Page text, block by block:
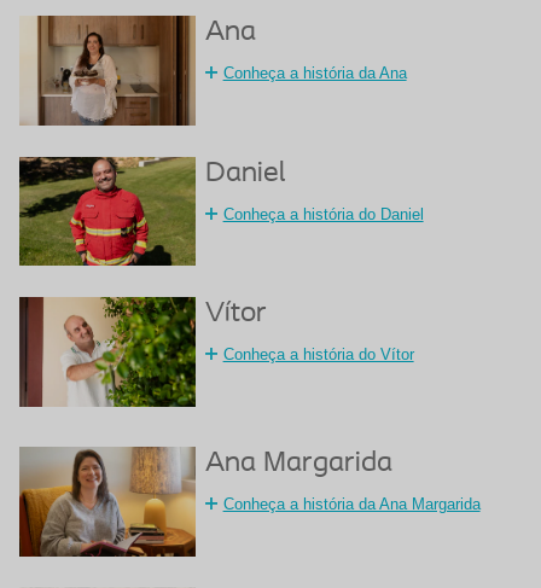
Ana
Conheça a história da Ana
Daniel
Conheça a história do Daniel
Vítor
Conheça a história do Vítor
Ana Margarida
Conheça a história da Ana Margarida